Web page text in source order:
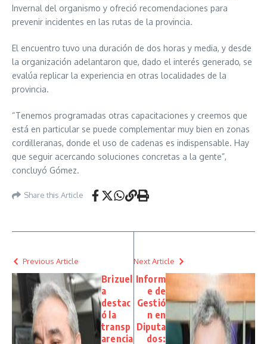
Invernal del organismo y ofreció recomendaciones para
prevenir incidentes en las rutas de la provincia.
El encuentro tuvo una duración de dos horas y media, y desde
la organización adelantaron que, dado el interés generado, se
evalúa replicar la experiencia en otras localidades de la
provincia.
“Tenemos programadas otras capacitaciones y creemos que
está en particular se puede complementar muy bien en zonas
cordilleranas, donde el uso de cadenas es indispensable. Hay
que seguir acercando soluciones concretas a la gente”,
concluyó Gómez.
Share this Article
Previous Article
Brizuel
a
destac
ó la
transp
arencia
Next Article
Inform
e de
Gestió
n en
Diputa
dos: